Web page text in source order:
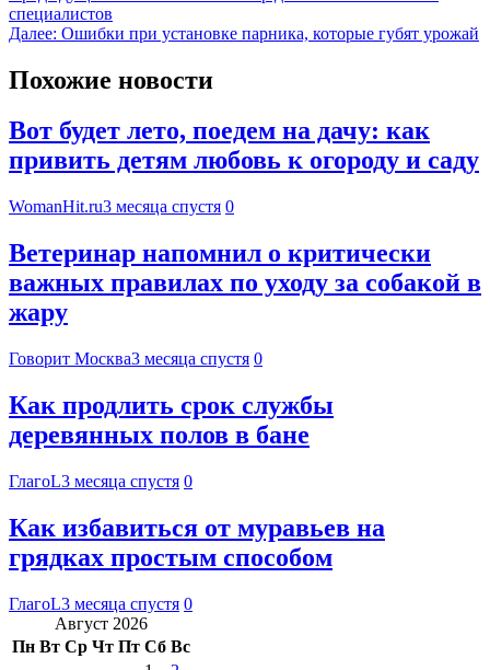
специалистов
Далее: Ошибки при установке парника, которые губят урожай
Похожие новости
Вот будет лето, поедем на дачу: как
привить детям любовь к огороду и саду
WomanHit.ru3 месяца спустя 0
Ветеринар напомнил о критически
важных правилах по уходу за собакой в
жару
Говорит Москва3 месяца спустя 0
Как продлить срок службы
деревянных полов в бане
ГлагоL3 месяца спустя 0
Как избавиться от муравьев на
грядках простым способом
ГлагоL3 месяца спустя 0
Август 2026
Пн Вт Ср Чт Пт Сб Вс